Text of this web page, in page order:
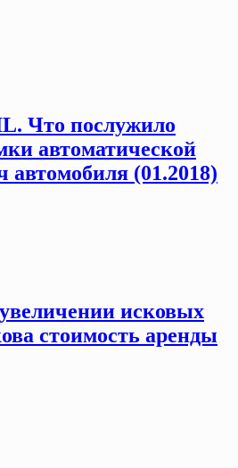
Что послужило
автоматической
автомобиля (01.2018)
исковых
стоимость аренды